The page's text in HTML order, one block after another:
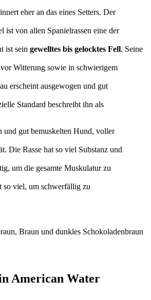
eher an das eines Setters. Der
ist von allen Spanielrassen eine der
ist sein gewelltes bis gelocktes Fell. Seine
Witterung sowie in schwierigem
erscheint ausgewogen und gut
Standard beschreibt ihn als
und gut bemuskelten Hund, voller
Die Rasse hat so viel Substanz und
um die gesamte Muskulatur zu
so viel, um schwerfällig zu
Braun und dunkles Schokoladenbraun
American Water